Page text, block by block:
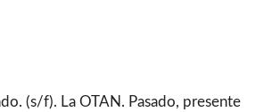
(s/f). La OTAN. Pasado, presente